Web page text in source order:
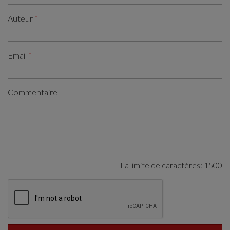
Auteur
Email
Commentaire
La limite de caractères: 1500